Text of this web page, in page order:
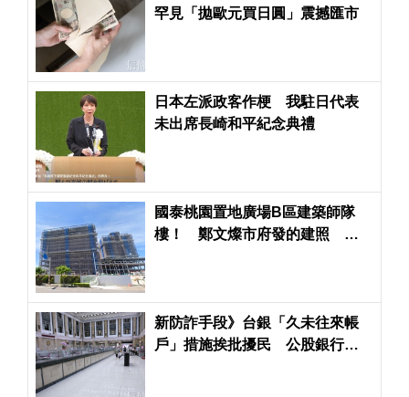
罕見「拋歐元買日圓」震撼匯市
日本左派政客作梗 我駐日代表
未出席長崎和平紀念典禮
國泰桃園置地廣場B區建築師隊
樓！ 鄭文燦市府發的建照 張
新防詐手段》台銀「久未往來帳
戶」措施挨批擾民 公股銀行也